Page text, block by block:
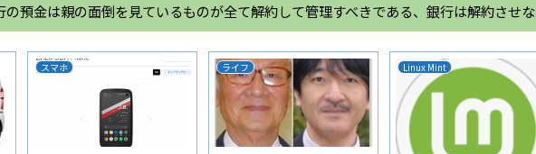
預金は親の面倒を見ているものが全て解約して管理すべきである、銀行は解約させな
スマホ ライフ Linux Mint